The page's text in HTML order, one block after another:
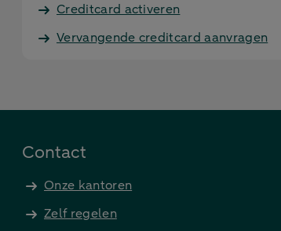
Creditcard activeren
Vervangende creditcard aanvragen
Contact
Onze kantoren
Zelf regelen